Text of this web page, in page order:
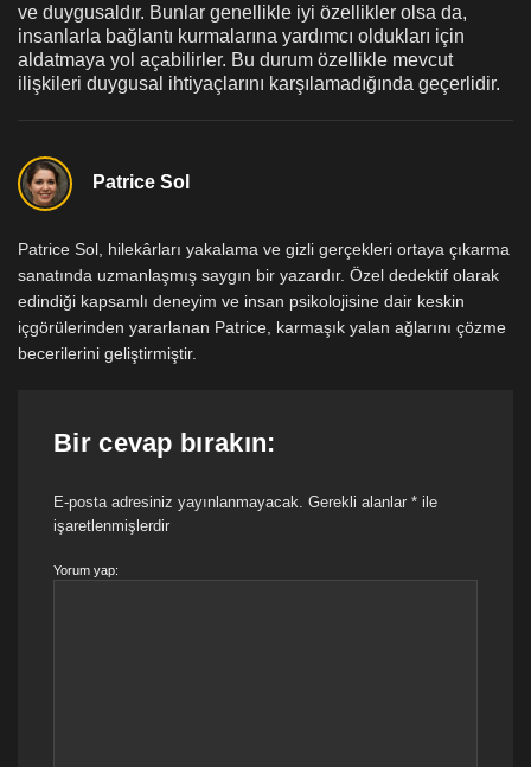
ve duygusaldır. Bunlar genellikle iyi özellikler olsa da,
insanlarla bağlantı kurmalarına yardımcı oldukları için
aldatmaya yol açabilirler. Bu durum özellikle mevcut
ilişkileri duygusal ihtiyaçlarını karşılamadığında geçerlidir.
Patrice Sol
Patrice Sol, hilekârları yakalama ve gizli gerçekleri ortaya çıkarma
sanatında uzmanlaşmış saygın bir yazardır. Özel dedektif olarak
edindiği kapsamlı deneyim ve insan psikolojisine dair keskin
içgörülerinden yararlanan Patrice, karmaşık yalan ağlarını çözme
becerilerini geliştirmiştir.
Bir cevap bırakın:
E-posta adresiniz yayınlanmayacak. Gerekli alanlar * ile
işaretlenmişlerdir
Yorum yap: